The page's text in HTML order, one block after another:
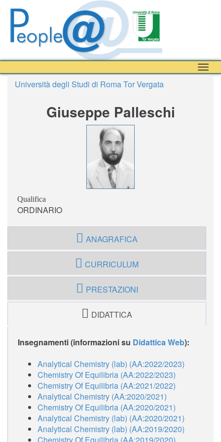
Università degli Studi di Roma Tor Vergata
Giuseppe Palleschi
Qualifica
ORDINARIO
ANAGRAFICA
CURRICULUM
PRESTAZIONI
DIDATTICA
Insegnamenti (informazioni su Didattica Web):
Analytical Chemistry (lab) (AA:2022/2023)
Chemistry Of Equilibria (AA:2022/2023)
Chemistry Of Equilibria (AA:2021/2022)
Analytical Chemistry (AA:2020/2021)
Chemistry Of Equilibria (AA:2020/2021)
Analytical Chemistry (lab) (AA:2020/2021)
Analytical Chemistry (lab) (AA:2019/2020)